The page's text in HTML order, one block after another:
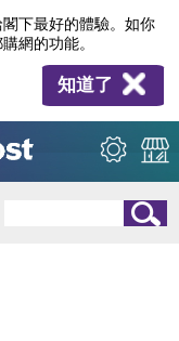
下最好的體驗。如你
網的功能。
知道了